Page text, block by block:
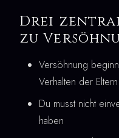
Drei
zu
Versöhnung
Verhalten der Eltern
Du musst nicht
haben